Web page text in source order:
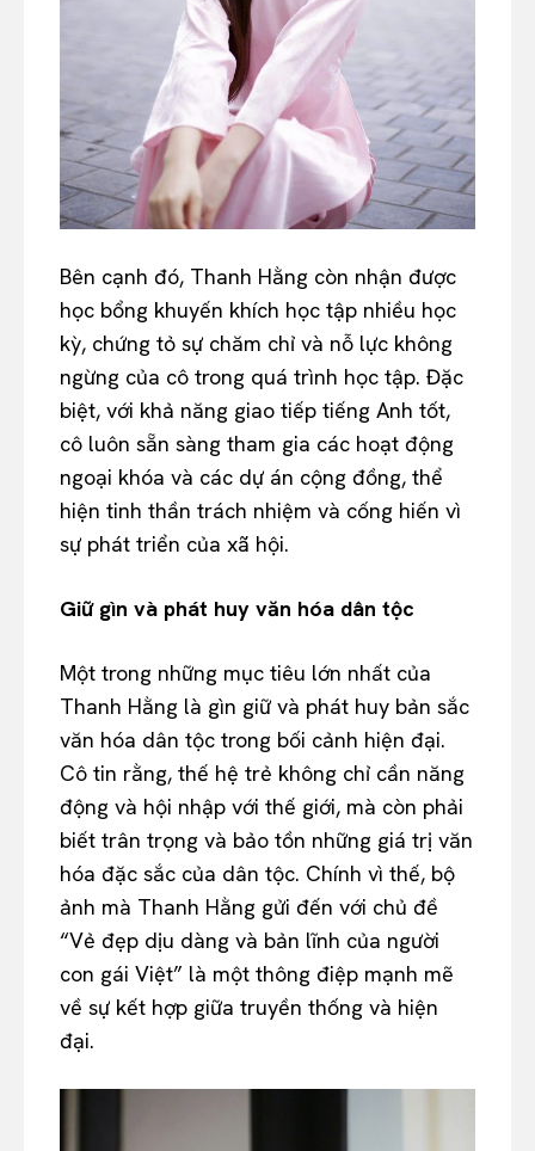
Bên cạnh đó, Thanh Hằng còn nhận được
học bổng khuyến khích học tập nhiều học
kỳ, chứng tỏ sự chăm chỉ và nỗ lực không
ngừng của cô trong quá trình học tập. Đặc
biệt, với khả năng giao tiếp tiếng Anh tốt,
cô luôn sẵn sàng tham gia các hoạt động
ngoại khóa và các dự án cộng đồng, thể
hiện tinh thần trách nhiệm và cống hiến vì
sự phát triển của xã hội.
Giữ gìn và phát huy văn hóa dân tộc
Một trong những mục tiêu lớn nhất của
Thanh Hằng là gìn giữ và phát huy bản sắc
văn hóa dân tộc trong bối cảnh hiện đại.
Cô tin rằng, thế hệ trẻ không chỉ cần năng
động và hội nhập với thế giới, mà còn phải
biết trân trọng và bảo tồn những giá trị văn
hóa đặc sắc của dân tộc. Chính vì thế, bộ
ảnh mà Thanh Hằng gửi đến với chủ đề
“Vẻ đẹp dịu dàng và bản lĩnh của người
con gái Việt” là một thông điệp mạnh mẽ
về sự kết hợp giữa truyền thống và hiện
đại.